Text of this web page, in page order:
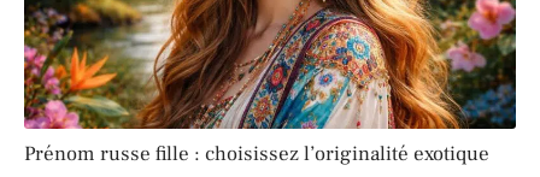
Prénom russe fille : choisissez l’originalité exotique